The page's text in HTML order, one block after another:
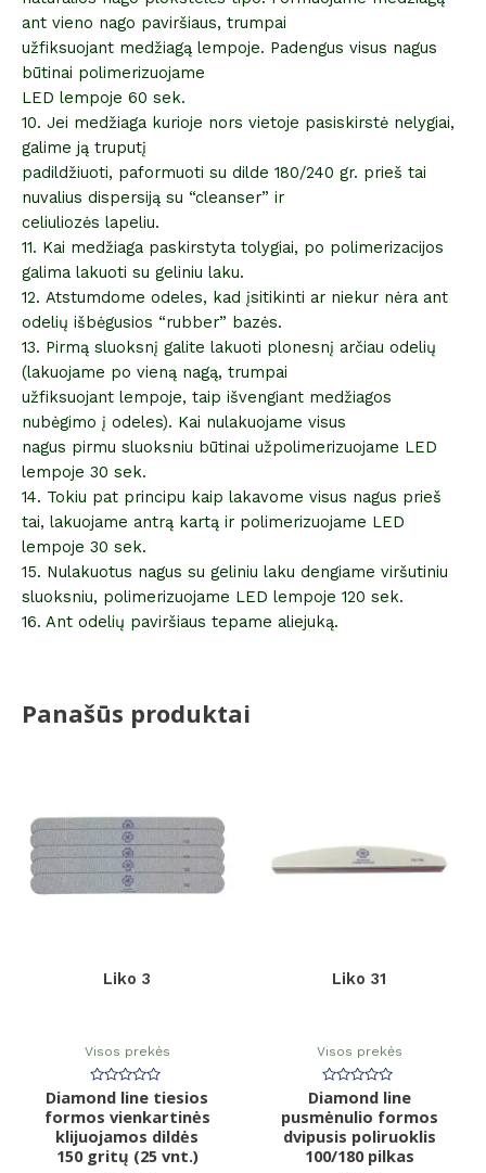
ant vieno nago paviršiaus, trumpai
užfiksuojant medžiagą lempoje. Padengus visus nagus
būtinai polimerizuojame
LED lempoje 60 sek.
10. Jei medžiaga kurioje nors vietoje pasiskirstė nelygiai,
galime ją truputį
padildžiuoti, paformuoti su dilde 180/240 gr. prieš tai
nuvalius dispersiją su “cleanser” ir
celiuliozės lapeliu.
11. Kai medžiaga paskirstyta tolygiai, po polimerizacijos
galima lakuoti su geliniu laku.
12. Atstumdome odeles, kad įsitikinti ar niekur nėra ant
odelių išbėgusios “rubber” bazės.
13. Pirmą sluoksnį galite lakuoti plonesnį arčiau odelių
(lakuojame po vieną nagą, trumpai
užfiksuojant lempoje, taip išvengiant medžiagos
nubėgimo į odeles). Kai nulakuojame visus
nagus pirmu sluoksniu būtinai užpolimerizuojame LED
lempoje 30 sek.
14. Tokiu pat principu kaip lakavome visus nagus prieš
tai, lakuojame antrą kartą ir polimerizuojame LED
lempoje 30 sek.
15. Nulakuotus nagus su geliniu laku dengiame viršutiniu
sluoksniu, polimerizuojame LED lempoje 120 sek.
16. Ant odelių paviršiaus tepame aliejuką.
Panašūs produktai
Liko 3
Visos prekės
Įvertinimas:
0
iš
5
Diamond line tiesios
formos vienkartinės
klijuojamos dildės
150 gritų (25 vnt.)
Liko 31
Visos prekės
Įvertinimas:
0
iš
5
Diamond line
pusmėnulio formos
dvipusis poliruoklis
100/180 pilkas